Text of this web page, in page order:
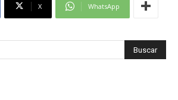
X WhatsApp